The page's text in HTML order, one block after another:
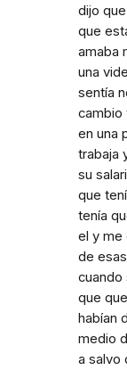
dijo
que
amaba
una
sentía
cambio
en una
trabaja
su
que
tenía
el y me
de
cuando
que
habían
medio
a salvo